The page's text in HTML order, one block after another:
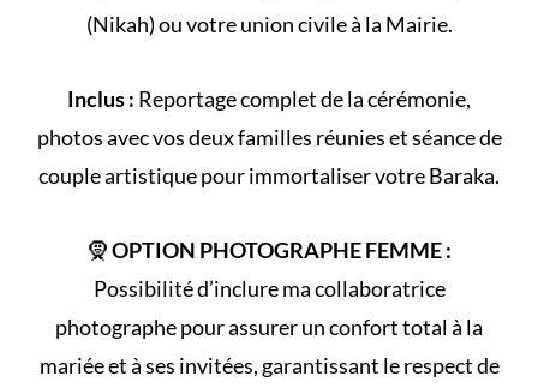
(Nikah) ou votreunion civileà la Mairie.
Inclus : Reportage complet de lacérémonie,
photos avec vos deux familles réunies et séance de
couple artistique pour immortaliser votre Baraka.
🧕OPTION PHOTOGRAPHE FEMME :
Possibilité d’inclure ma collaboratrice
photographe pour assurer un confort total à la
mariée et à ses invitées, garantissant le respect de